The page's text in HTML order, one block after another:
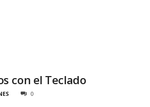
con el Teclado
0